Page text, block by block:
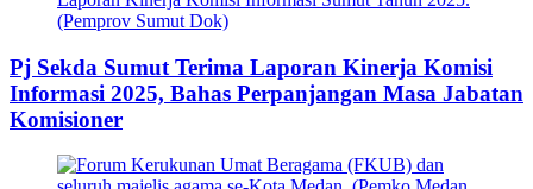
Pj Sekda Sumut Terima Laporan Kinerja Komisi
Informasi 2025, Bahas Perpanjangan Masa Jabatan
Komisioner